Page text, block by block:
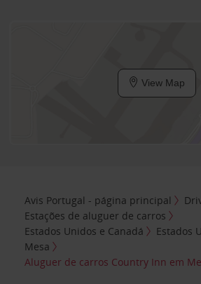
View Map
Avis Portugal - página principal
Estações de aluguer de carros
Estados Unidos e Canadá
Estados
Mesa
Aluguer de carros Country Inn em